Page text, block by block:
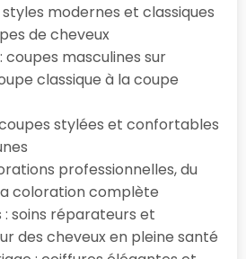
modernes et classiques
de cheveux
coupes masculines sur
classique à la coupe
stylées et confortables
professionnelles, du
coloration complète
: soins réparateurs et
des cheveux en pleine santé